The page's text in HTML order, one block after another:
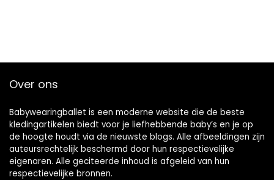
Over ons
Babywearingballet is een moderne website die de beste
kledingartikelen biedt voor je liefhebbende baby’s en je op
de hoogte houdt via de nieuwste blogs. Alle afbeeldingen zijn
auteursrechtelijk beschermd door hun respectievelijke
eigenaren. Alle geciteerde inhoud is afgeleid van hun
respectievelijke bronnen.